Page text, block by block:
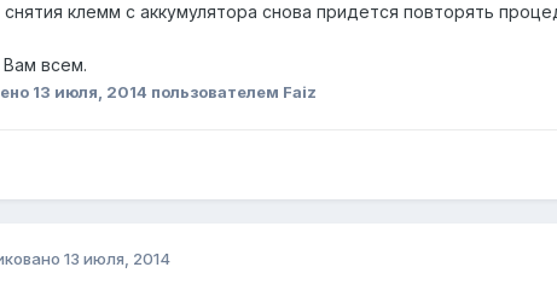
клемм с аккумулятора снова придется повторять
всем.
13 июля, 2014 пользователем Faiz
13 июля, 2014